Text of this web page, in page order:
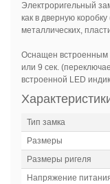
Электроригельный
как в дверную
металлических,
Оснащен встроенным
или 9 сек.
встроенной LED
Тип замка
Размеры
Размеры ригеля
Напряжение